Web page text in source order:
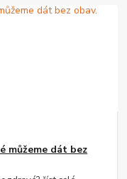
můžeme dát bez